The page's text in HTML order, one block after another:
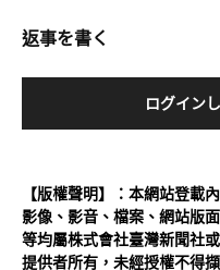
返事を書く
ログイン
【版權聲明】：本網站登載
影像、影音、檔案、網站版
等均屬株式會社臺灣新聞社
提供者所有，未經授權不得